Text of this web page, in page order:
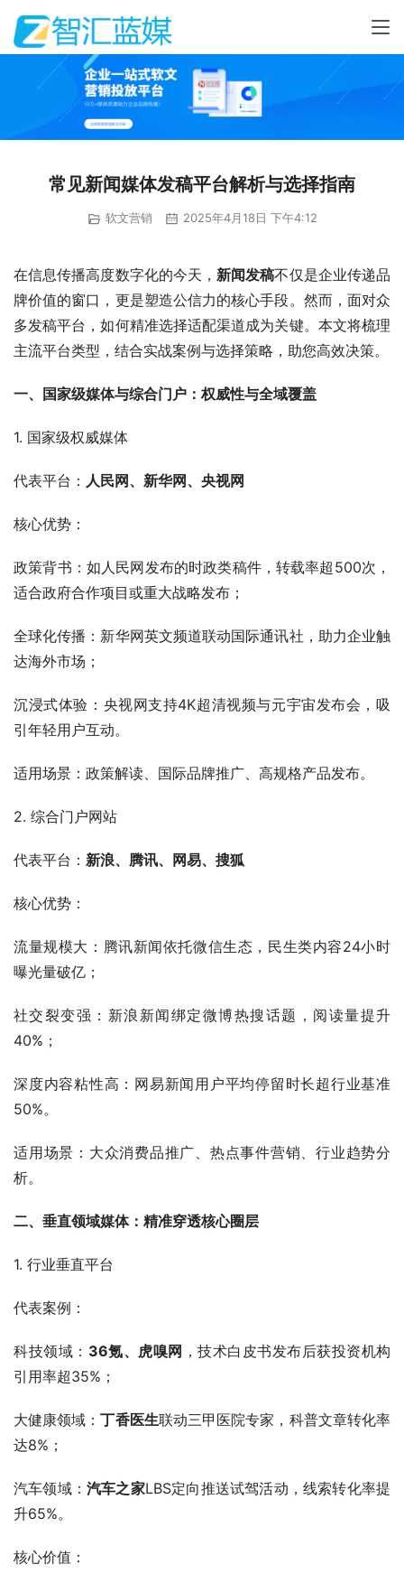
常见新闻媒体发稿平台解析与选择指南
软文营销 2025年4月18日 下午4:12
在信息传播高度数字化的今天， 新闻发稿不仅是企业传递品
牌价值的窗口，更是塑造公信力的核心手段。然而，面对众
多发稿平台，如何精准选择适配渠道成为关键。本文将梳理
主流平台类型，结合实战案例与选择策略，助您高效决策。
一、国家级媒体与综合门户：权威性与全域覆盖
1. 国家级权威媒体
代表平台： 人民网、新华网、央视网
核心优势：
政策背书：如人民网发布的时政类稿件，转载率超500次，
适合政府合作项目或重大战略发布；
全球化传播：新华网英文频道联动国际通讯社，助力企业触
达海外市场；
沉浸式体验：央视网支持4K超清视频与元宇宙发布会，吸
引年轻用户互动。
适用场景：政策解读、国际品牌推广、高规格产品发布。
2. 综合门户网站
代表平台： 新浪、腾讯、网易、搜狐
核心优势：
流量规模大：腾讯新闻依托微信生态，民生类内容24小时
曝光量破亿；
社交裂变强：新浪新闻绑定微博热搜话题，阅读量提升
40%；
深度内容粘性高：网易新闻用户平均停留时长超行业基准
50%。
适用场景：大众消费品推广、热点事件营销、行业趋势分
析。
二、垂直领域媒体：精准穿透核心圈层
1. 行业垂直平台
代表案例：
科技领域： 36氪、虎嗅网 ，技术白皮书发布后获投资机构
引用率超35%；
大健康领域：丁香医生联动三甲医院专家，科普文章转化率
达8%；
汽车领域：汽车之家LBS定向推送试驾活动，线索转化率提
升65%。
核心价值：